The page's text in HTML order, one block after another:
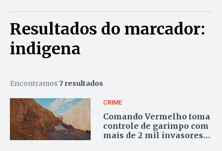
Resultados do marcador:
indigena
Encontramos7 resultados
CRIME
Comando Vermelho toma
controle de garimpo com
mais de 2 mil invasores